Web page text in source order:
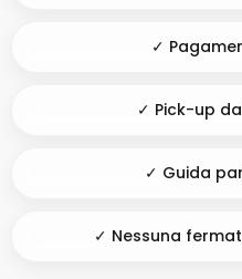
✓
✓ Pick-up
✓ Guida
✓ Nessuna